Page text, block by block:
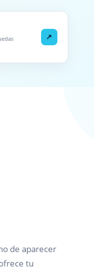
↗
de aparecer
tu